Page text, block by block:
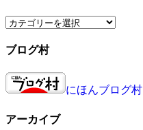
カ
ゴ
ー
ブログ村
にほんブログ村
アーカイブ